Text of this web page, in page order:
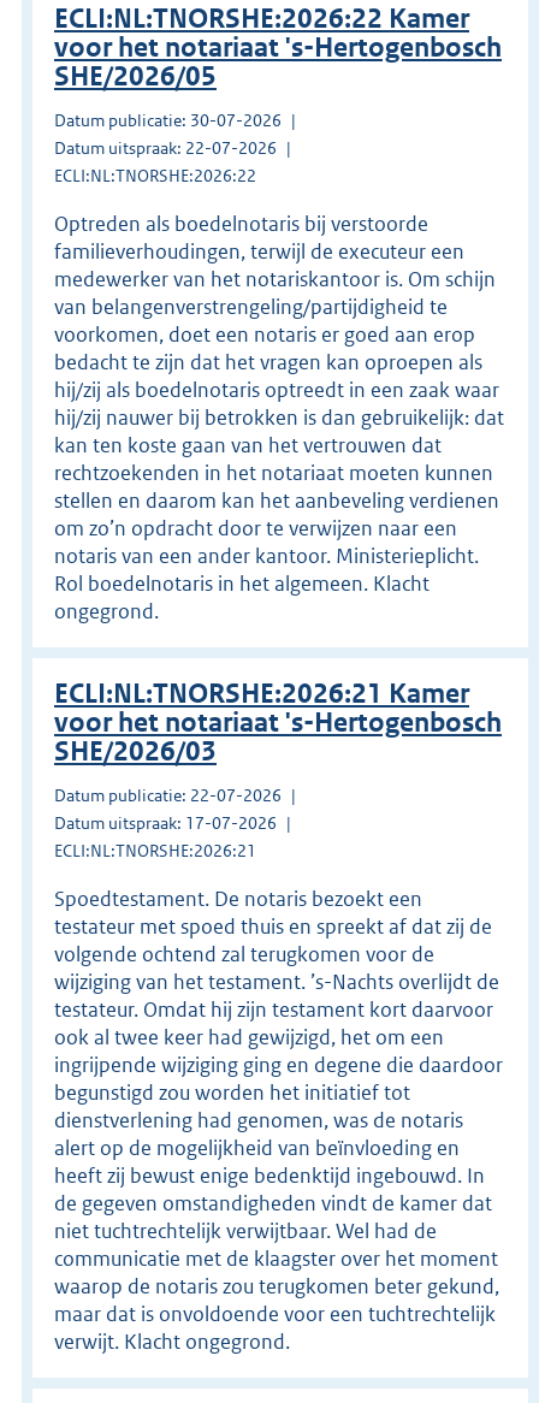
ECLI:NL:TNORSHE:2026:22 Kamer
voor het notariaat 's-Hertogenbosch
SHE/2026/05
Datum publicatie: 30-07-2026
Datum uitspraak: 22-07-2026
ECLI:NL:TNORSHE:2026:22
Optreden als boedelnotaris bij verstoorde
familieverhoudingen, terwijl de executeur een
medewerker van het notariskantoor is. Om schijn
van belangenverstrengeling/partijdigheid te
voorkomen, doet een notaris er goed aan erop
bedacht te zijn dat het vragen kan oproepen als
hij/zij als boedelnotaris optreedt in een zaak waar
hij/zij nauwer bij betrokken is dan gebruikelijk: dat
kan ten koste gaan van het vertrouwen dat
rechtzoekenden in het notariaat moeten kunnen
stellen en daarom kan het aanbeveling verdienen
om zo’n opdracht door te verwijzen naar een
notaris van een ander kantoor. Ministerieplicht.
Rol boedelnotaris in het algemeen. Klacht
ongegrond.
ECLI:NL:TNORSHE:2026:21 Kamer
voor het notariaat 's-Hertogenbosch
SHE/2026/03
Datum publicatie: 22-07-2026
Datum uitspraak: 17-07-2026
ECLI:NL:TNORSHE:2026:21
Spoedtestament. De notaris bezoekt een
testateur met spoed thuis en spreekt af dat zij de
volgende ochtend zal terugkomen voor de
wijziging van het testament. ’s-Nachts overlijdt de
testateur. Omdat hij zijn testament kort daarvoor
ook al twee keer had gewijzigd, het om een
ingrijpende wijziging ging en degene die daardoor
begunstigd zou worden het initiatief tot
dienstverlening had genomen, was de notaris
alert op de mogelijkheid van beïnvloeding en
heeft zij bewust enige bedenktijd ingebouwd. In
de gegeven omstandigheden vindt de kamer dat
niet tuchtrechtelijk verwijtbaar. Wel had de
communicatie met de klaagster over het moment
waarop de notaris zou terugkomen beter gekund,
maar dat is onvoldoende voor een tuchtrechtelijk
verwijt. Klacht ongegrond.